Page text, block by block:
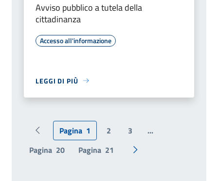
Avviso pubblico a tutela della
cittadinanza
Accesso all'informazione
LEGGI DI PIÙ
Pagina precedente
Pagina 1 2 3
...
Pagina 20 Pagina 21 Pagina successiva